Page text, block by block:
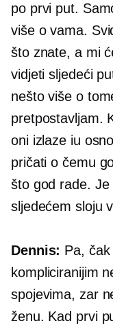
po prvi put.
više o vama.
što znate, a mi
vidjeti sljedeći
nešto više o
pretpostavljam.
oni izlaze iu
pričati o čemu
što god rade.
sljedećem sloju
Dennis: Pa,
kompliciranijim
spojevima, zar
ženu. Kad prvi